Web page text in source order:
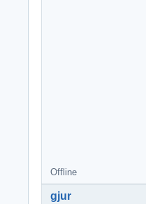
Offline
gjur